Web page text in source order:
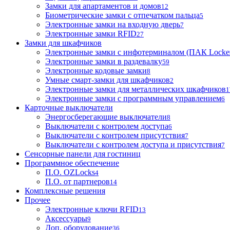
Замки для апартаментов и домов12
Биометрические замки с отпечатком пальца5
Электронные замки на входную дверь7
Электронные замки RFID27
Замки для шкафчиков
Электронные замки с инфотерминалом (ПАК
Электронные замки в раздевалку59
Электронные кодовые замки8
Умные смарт-замки для шкафчиков2
Электронные замки для металлических шкафчиков
Электронные замки с программным управлением6
Карточные выключатели
Энергосберегающие выключатели8
Выключатели с контролем доступа6
Выключатели с контролем присутствия7
Выключатели с контролем доступа и присутствия7
Сенсорные панели для гостиниц
Программное обеспечение
П.О. OZLocks4
П.О. от партнеров14
Комплексные решения
Прочее
Электронные ключи RFID13
Аксессуары9
Доп. оборудование36